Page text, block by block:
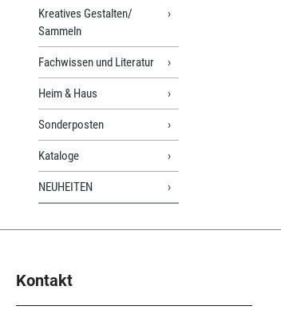
Kreatives Gestalten/
Sammeln
Fachwissen und Literatur
Heim & Haus
Sonderposten
Kataloge
NEUHEITEN
Kontakt